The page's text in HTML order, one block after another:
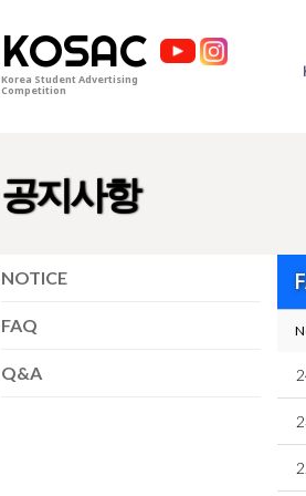
KOSAC
Korea Student Advertising
Competition
공지사항
NOTICE
FAQ
Q&A